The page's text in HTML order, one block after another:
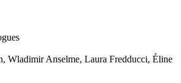
Wladimir Anselme, Laura Fredducci, Éline